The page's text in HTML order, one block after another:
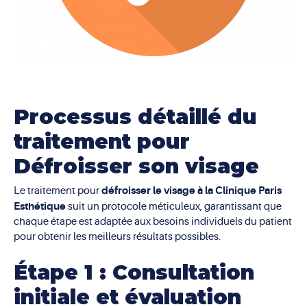
Processus détaillé du
traitement pour
Défroisser son visage
Le traitement pourdéfroisser le visage à la Clinique Paris
Esthétiquesuit un protocole méticuleux, garantissant que
chaque étape est adaptée aux besoins individuels du patient
pour obtenir les meilleurs résultats possibles.
Étape 1 : Consultation
initiale et évaluation